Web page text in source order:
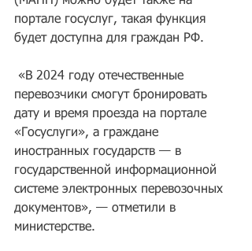
портале госуслуг, такая функция
будет доступна для граждан РФ.
перевозчики смогут бронировать
дату и время проезда на портале
«Госуслуги», а граждане
иностранных государств — в
государственной информационной
системе электронных перевозочных
документов», — отметили в
министерстве.